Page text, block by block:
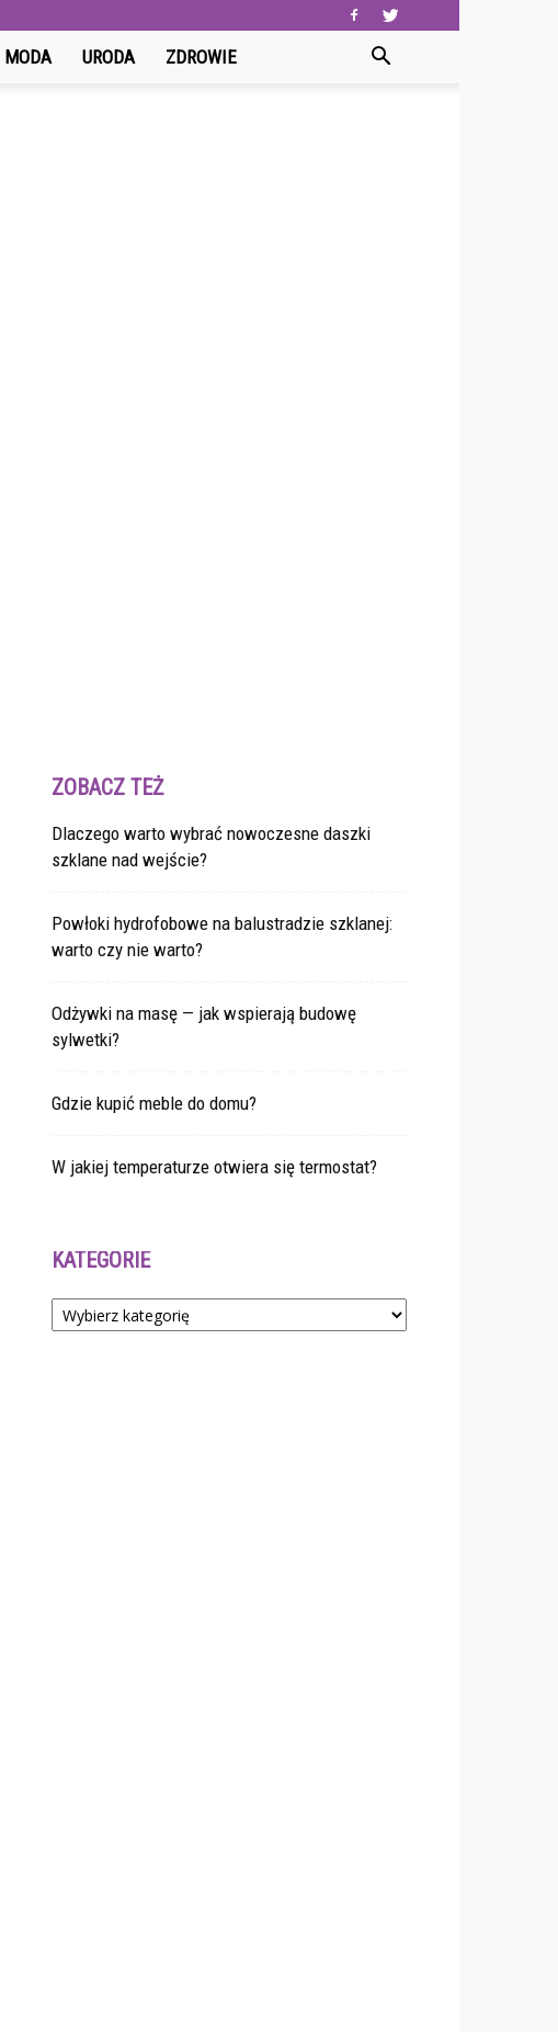
MODA URODA ZDROWIE
ZOBACZ TEŻ
Dlaczego warto wybrać nowoczesne daszki
szklane nad wejście?
Powłoki hydrofobowe na balustradzie szklanej:
warto czy nie warto?
Odżywki na masę — jak wspierają budowę
sylwetki?
Gdzie kupić meble do domu?
W jakiej temperaturze otwiera się termostat?
KATEGORIE
Kategorie